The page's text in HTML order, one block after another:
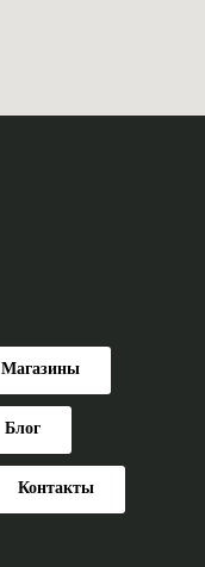
Магазины
Блог
Контакты